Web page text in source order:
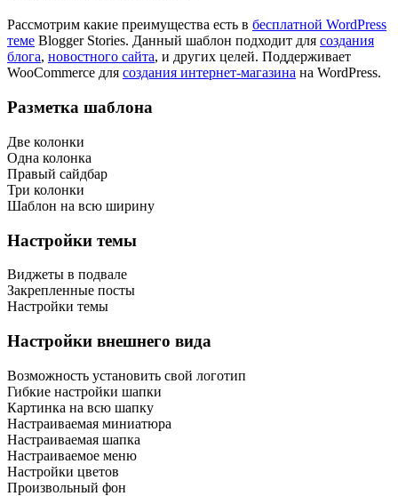
Рассмотрим какие преимущества есть в бесплатной WordPress
теме Blogger Stories. Данный шаблон подходит для создания
блога, новостного сайта, и других целей. Поддерживает
WooCommerce для создания интернет-магазина на WordPress.
Разметка шаблона
Две колонки
Одна колонка
Правый сайдбар
Три колонки
Шаблон на всю ширину
Настройки темы
Виджеты в подвале
Закрепленные посты
Настройки темы
Настройки внешнего вида
Возможность установить свой логотип
Гибкие настройки шапки
Картинка на всю шапку
Настраиваемая миниатюра
Настраиваемая шапка
Настраиваемое меню
Настройки цветов
Произвольный фон